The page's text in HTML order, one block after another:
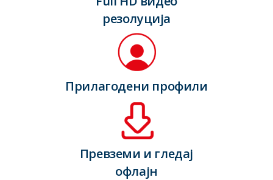
резолуција
Прилагодени профили
Превземи и гледај
офлајн